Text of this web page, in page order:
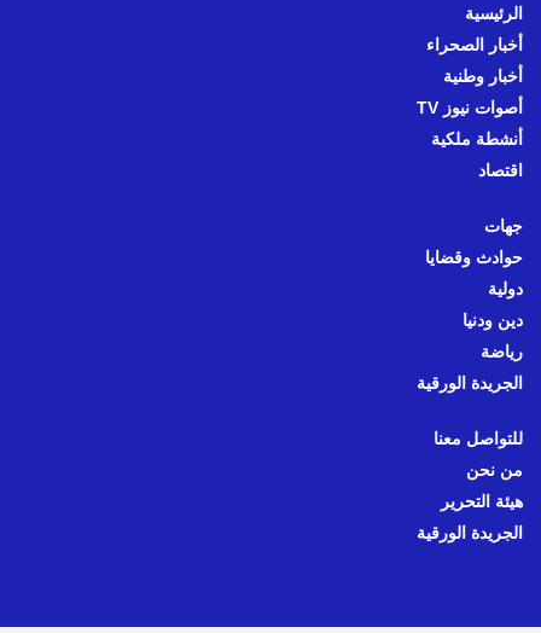
الرئيسية
أخبار الصحراء
أخبار وطنية
أصوات نيوز TV
أنشطة ملكية
اقتصاد
جهات
حوادث وقضايا
دولية
دين ودنيا
رياضة
الجريدة الورقية
للتواصل معنا
من نحن
هيئة التحرير
الجريدة الورقية